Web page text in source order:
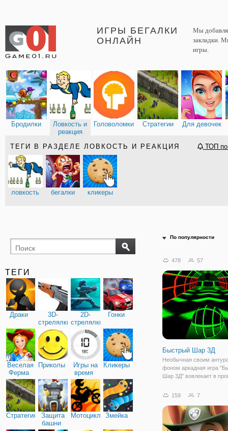
ИГРЫ БЕГАЛКИ
ОНЛАЙН
Мы
закладки.
игры.
Бродилки
Ловкость и
реакция
Головоломки Стратегии Для девочек
ТЕГИ В РАЗДЕЛЕ ЛОВКОСТЬ И РЕАКЦИЯ ТОП по
ловкость бегалки кликеры
ТЕГИ
Драки
3D-
стрелялки
2D-
стрелялки
Гонки
Веселая
Ферма
Приколы
Игры на
время
Кликеры
Стратегия
Защита
башни
МотоциклыЗмейка
По популярности
478 57
Быстрый Шар 3Д
Необычная своим
фоном аркадная игра
Шар 3Д" вовлекает в
проходить в темном
неоновые стены,
мосты и т.д.
159 7